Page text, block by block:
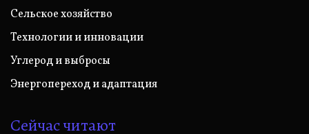
Сельское хозяйство
Технологии и инновации
Углерод и выбросы
Энергопереход и адаптация
Сейчас читают